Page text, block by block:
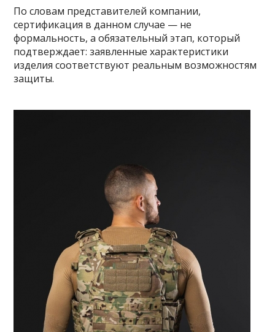
По словам представителей компании,
сертификация в данном случае — не
формальность, а обязательный этап, который
подтверждает: заявленные характеристики
изделия соответствуют реальным возможностям
защиты.